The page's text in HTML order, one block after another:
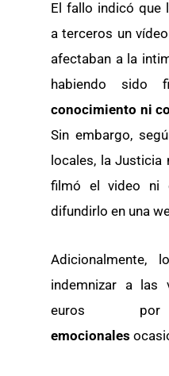
El fallo indicó que
a terceros un
afectaban a la
habiendo sido
conocimiento ni
Sin embargo,
locales, la Justicia
filmó el video ni
difundirlo en una
Adicionalmente,
indemnizar a las
euros
emocionales